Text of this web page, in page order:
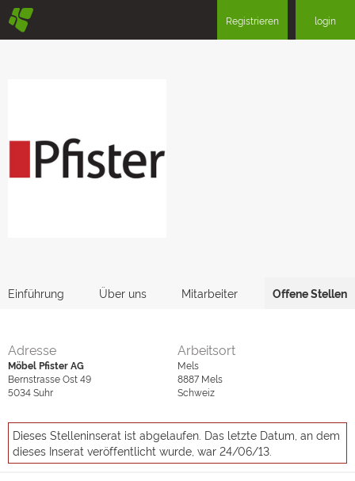
§ Registrieren login
Einführung Über uns Mitarbeiter Offene Stellen
Adresse
Möbel Pfister AG
Bernstrasse Ost 49
5034Suhr
Arbeitsort
Mels
8887 Mels
Schweiz
Dieses Stelleninserat ist abgelaufen. Das letzte Datum, an dem
dieses Inserat veröffentlicht wurde, war 24/06/13.